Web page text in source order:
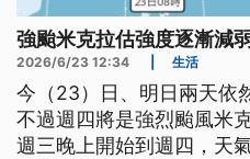
強颱米克拉估強度逐漸減
2026/6/23 12:34 生活
今（23）日、明日兩天依
不過週四將是強烈颱風米
週三晚上開始到週四，天